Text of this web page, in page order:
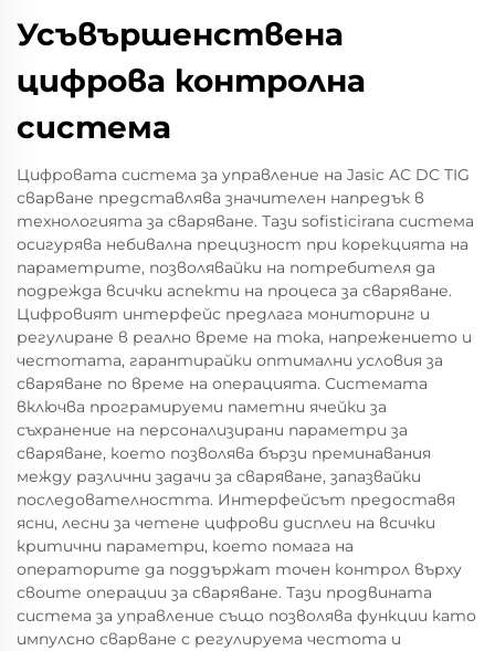
Усъвършенствена
цифрова контролна
система
Цифровата система за управление на Jasic AC DC TIG
сварване представлява значителен напредък в
технологията за сваряване. Тази sofisticirana система
осигурява небивална прецизност при корекцията на
параметрите, позволявайки на потребителя да
подрежда всички аспекти на процеса за сваряване.
Цифровият интерфейс предлага мониторинг и
регулиране в реално време на тока, напрежението и
честотата, гарантирайки оптимални условия за
сваряване по време на операцията. Системата
включва програмируеми паметни ячейки за
съхранение на персонализирани параметри за
сваряване, което позволява бързи преминавания
между различни задачи за сваряване, запазвайки
последователността. Интерфейсът предоставя
ясни, лесни за четене цифрови дисплеи на всички
критични параметри, което помага на
операторите да поддържат точен контрол върху
своите операции за сваряване. Тази продвината
система за управление също позволява функции като
импулсно сварване с регулируема честота и